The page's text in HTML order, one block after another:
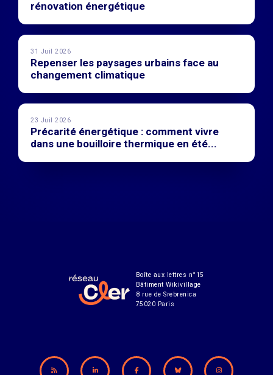
rénovation énergétique
31 Juil 2026
Repenser les paysages urbains face au
changement climatique
23 Juil 2026
Précarité énergétique : comment vivre
dans une bouilloire thermique en été...
Boîte aux lettres n°15
Bâtiment Wikivillage
8 rue de Srebrenica
75020 Paris